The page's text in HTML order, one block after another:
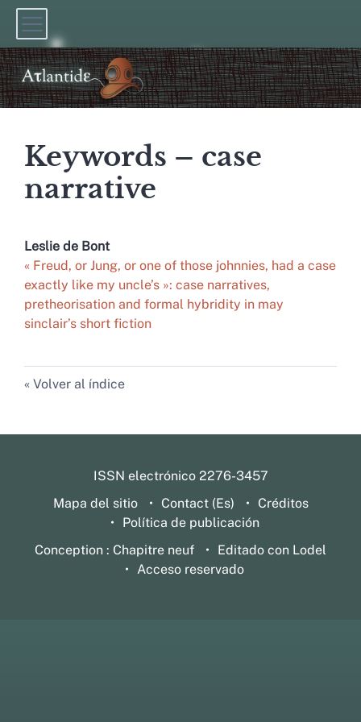
Keywords – case
narrative
Leslie de Bont
« Freud, or Jung, or one of those johnnies, had a case
exactly like my uncle’s »: case narratives,
pretheorisation and formal hybridity in may
sinclair’s short fiction
Volver al índice
ISSN electrónico 2276-3457
Mapa del sitio
Contact (Es)
Créditos
Política de publicación
Conception : Chapitre neuf
Editado con Lodel
Acceso reservado